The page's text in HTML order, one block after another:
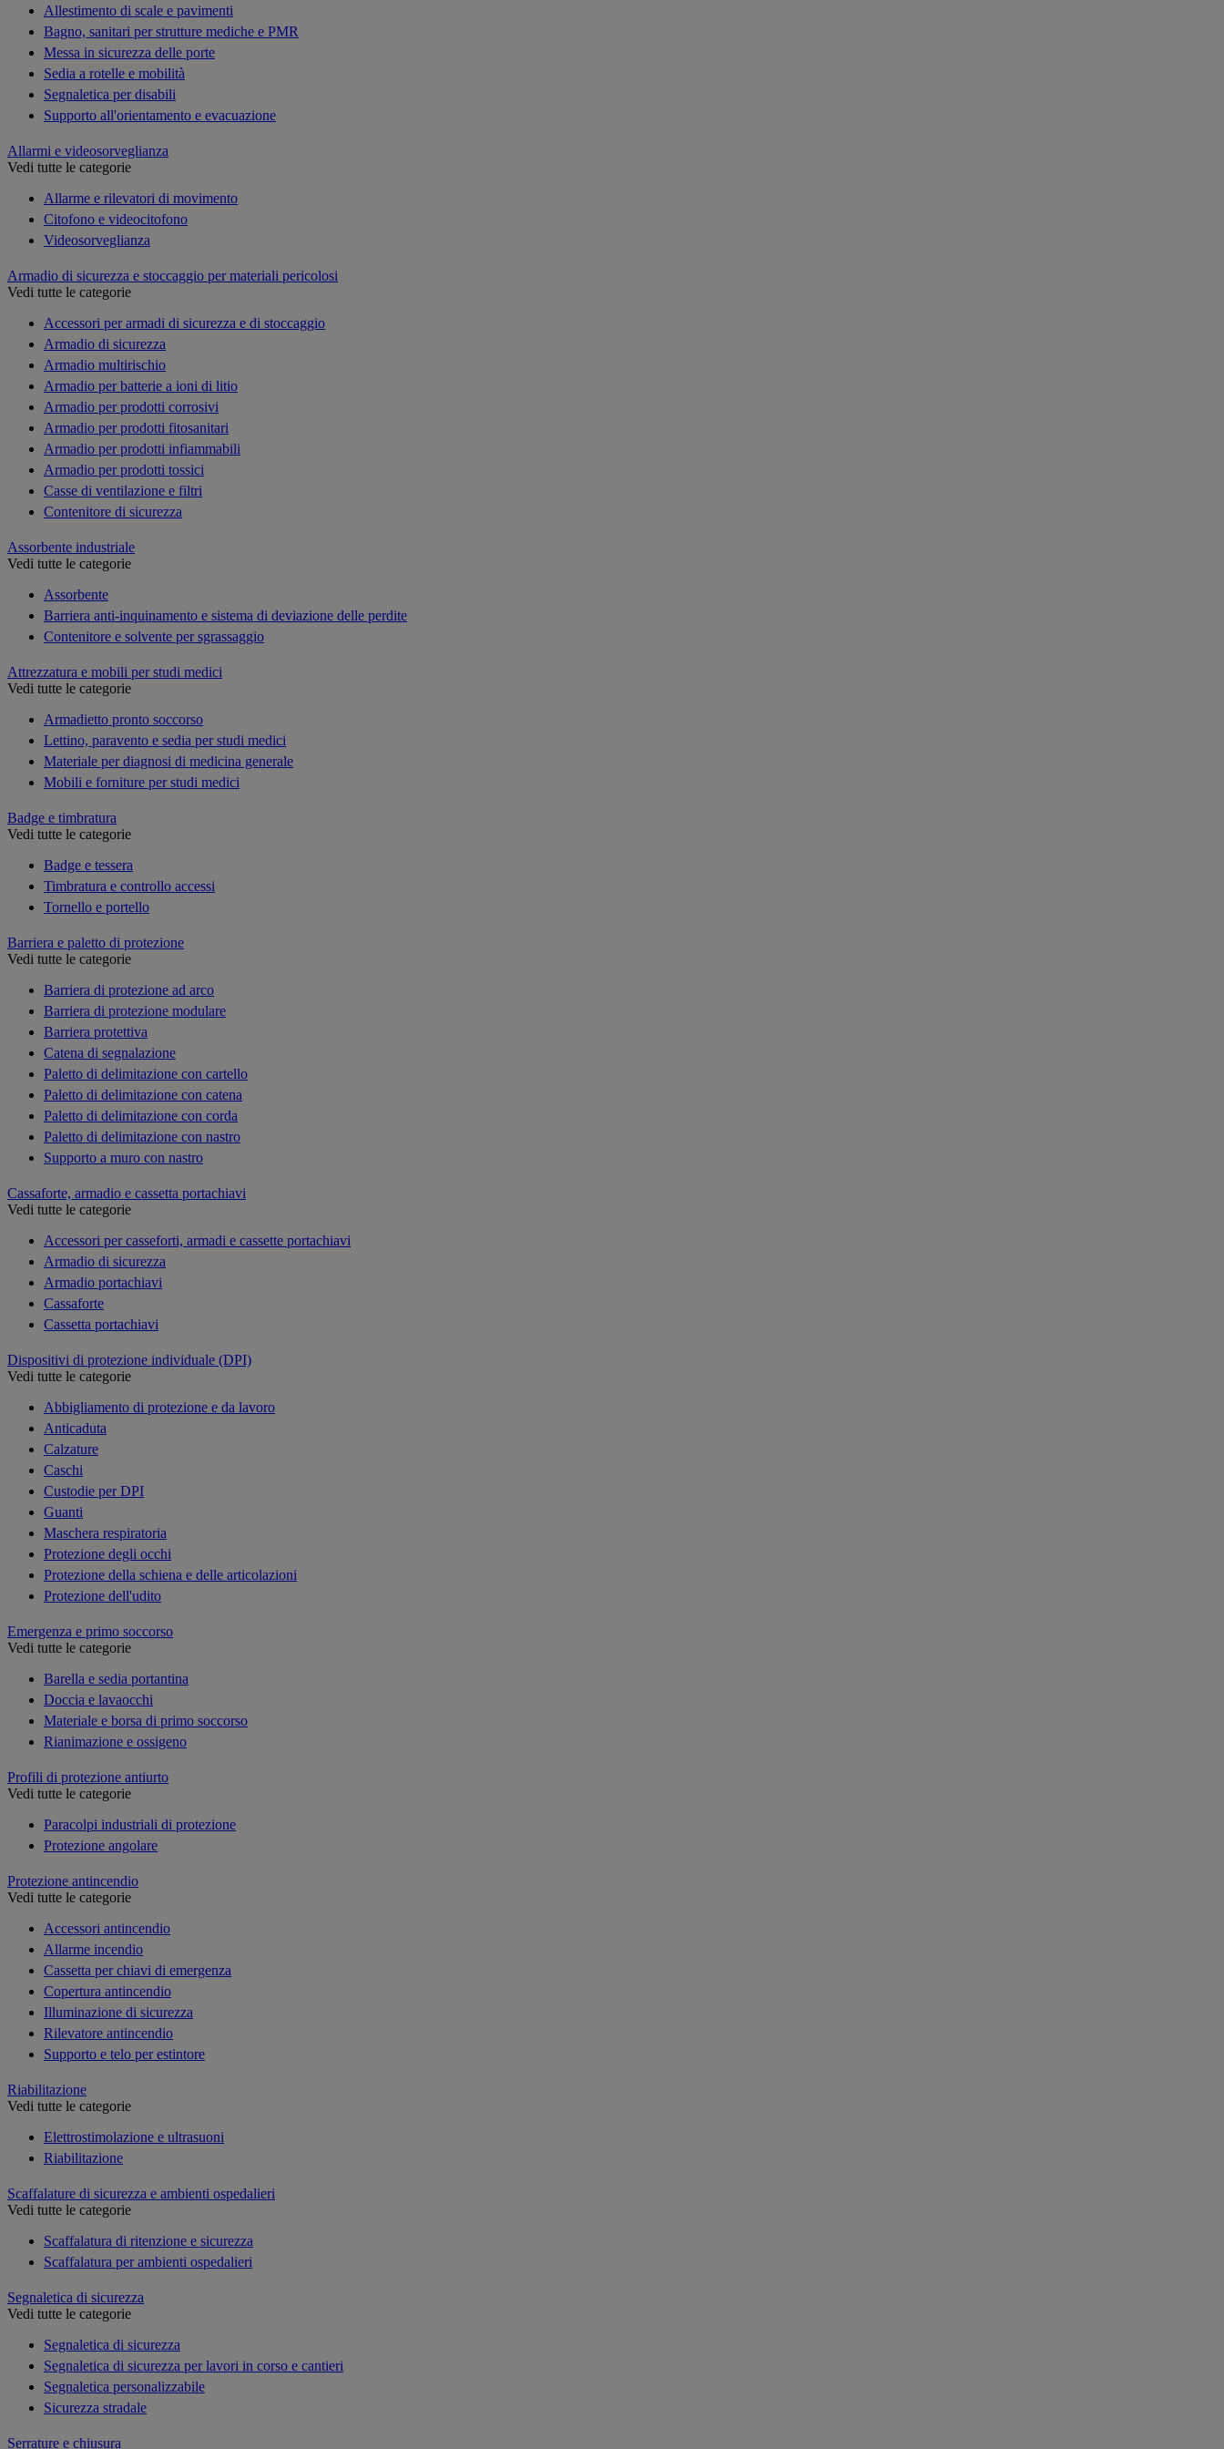
Allestimento di scale e pavimenti
Bagno, sanitari per strutture mediche e PMR
Messa in sicurezza delle porte
Sedia a rotelle e mobilità
Segnaletica per disabili
Supporto all'orientamento e evacuazione
Allarmi e videosorveglianza
Vedi tutte le categorie
Allarme e rilevatori di movimento
Citofono e videocitofono
Videosorveglianza
Armadio di sicurezza e stoccaggio per materiali pericolosi
Vedi tutte le categorie
Accessori per armadi di sicurezza e di stoccaggio
Armadio di sicurezza
Armadio multirischio
Armadio per batterie a ioni di litio
Armadio per prodotti corrosivi
Armadio per prodotti fitosanitari
Armadio per prodotti infiammabili
Armadio per prodotti tossici
Casse di ventilazione e filtri
Contenitore di sicurezza
Assorbente industriale
Vedi tutte le categorie
Assorbente
Barriera anti-inquinamento e sistema di deviazione delle perdite
Contenitore e solvente per sgrassaggio
Attrezzatura e mobili per studi medici
Vedi tutte le categorie
Armadietto pronto soccorso
Lettino, paravento e sedia per studi medici
Materiale per diagnosi di medicina generale
Mobili e forniture per studi medici
Badge e timbratura
Vedi tutte le categorie
Badge e tessera
Timbratura e controllo accessi
Tornello e portello
Barriera e paletto di protezione
Vedi tutte le categorie
Barriera di protezione ad arco
Barriera di protezione modulare
Barriera protettiva
Catena di segnalazione
Paletto di delimitazione con cartello
Paletto di delimitazione con catena
Paletto di delimitazione con corda
Paletto di delimitazione con nastro
Supporto a muro con nastro
Cassaforte, armadio e cassetta portachiavi
Vedi tutte le categorie
Accessori per casseforti, armadi e cassette portachiavi
Armadio di sicurezza
Armadio portachiavi
Cassaforte
Cassetta portachiavi
Dispositivi di protezione individuale (DPI)
Vedi tutte le categorie
Abbigliamento di protezione e da lavoro
Anticaduta
Calzature
Caschi
Custodie per DPI
Guanti
Maschera respiratoria
Protezione degli occhi
Protezione della schiena e delle articolazioni
Protezione dell'udito
Emergenza e primo soccorso
Vedi tutte le categorie
Barella e sedia portantina
Doccia e lavaocchi
Materiale e borsa di primo soccorso
Rianimazione e ossigeno
Profili di protezione antiurto
Vedi tutte le categorie
Paracolpi industriali di protezione
Protezione angolare
Protezione antincendio
Vedi tutte le categorie
Accessori antincendio
Allarme incendio
Cassetta per chiavi di emergenza
Copertura antincendio
Illuminazione di sicurezza
Rilevatore antincendio
Supporto e telo per estintore
Riabilitazione
Vedi tutte le categorie
Elettrostimolazione e ultrasuoni
Riabilitazione
Scaffalature di sicurezza e ambienti ospedalieri
Vedi tutte le categorie
Scaffalatura di ritenzione e sicurezza
Scaffalatura per ambienti ospedalieri
Segnaletica di sicurezza
Vedi tutte le categorie
Segnaletica di sicurezza
Segnaletica di sicurezza per lavori in corso e cantieri
Segnaletica personalizzabile
Sicurezza stradale
Serrature e chiusura